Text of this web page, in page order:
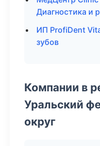
Диагностика и
ИП ProfiDent
зубов
Компании в
Уральский
округ